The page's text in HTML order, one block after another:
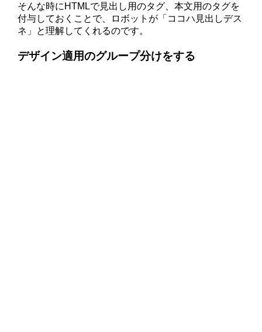
そんな時にHTMLで見出し用のタグ、本文用のタグを
付与しておくことで、ロボットが「ココハ見出しデス
ネ」と理解してくれるのです。
デザイン適用のグループ分けをする